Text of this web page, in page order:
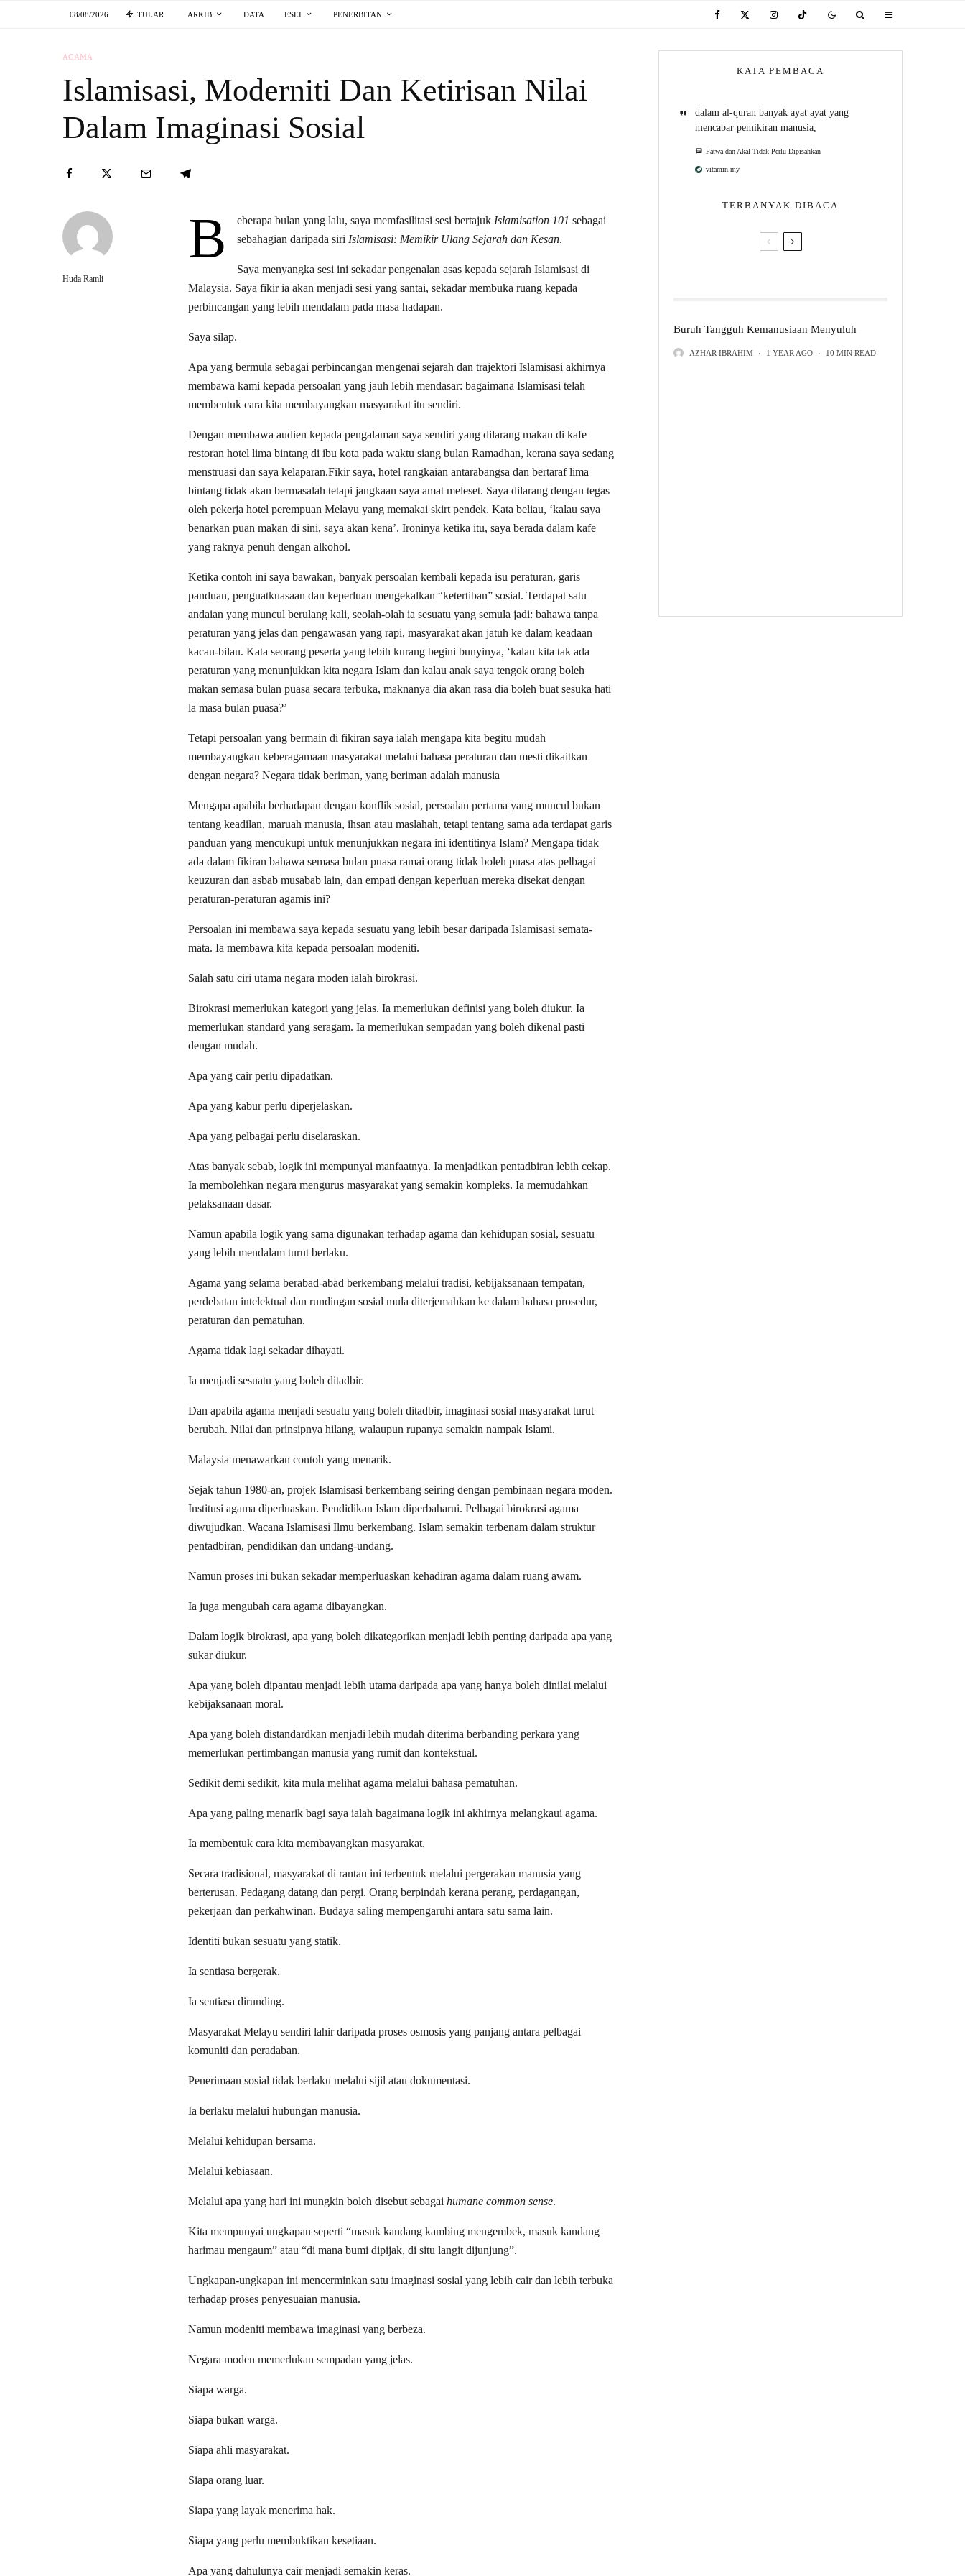
08/08/2026 TULAR ARKIB DATA ESEI PENERBITAN
AGAMA
Islamisasi, Moderniti Dan Ketirisan Nilai
Dalam Imaginasi Sosial
Huda Ramli
B eberapa bulan yang lalu, saya memfasilitasi sesi bertajuk Islamisation 101 sebagai
sebahagian daripada siri Islamisasi: Memikir Ulang Sejarah dan Kesan.
Saya menyangka sesi ini sekadar pengenalan asas kepada sejarah Islamisasi di
Malaysia. Saya fikir ia akan menjadi sesi yang santai, sekadar membuka ruang kepada
perbincangan yang lebih mendalam pada masa hadapan.
Saya silap.
Apa yang bermula sebagai perbincangan mengenai sejarah dan trajektori Islamisasi akhirnya
membawa kami kepada persoalan yang jauh lebih mendasar: bagaimana Islamisasi telah
membentuk cara kita membayangkan masyarakat itu sendiri.
Dengan membawa audien kepada pengalaman saya sendiri yang dilarang makan di kafe
restoran hotel lima bintang di ibu kota pada waktu siang bulan Ramadhan, kerana saya sedang
menstruasi dan saya kelaparan.Fikir saya, hotel rangkaian antarabangsa dan bertaraf lima
bintang tidak akan bermasalah tetapi jangkaan saya amat meleset. Saya dilarang dengan tegas
oleh pekerja hotel perempuan Melayu yang memakai skirt pendek. Kata beliau, ‘kalau saya
benarkan puan makan di sini, saya akan kena’. Ironinya ketika itu, saya berada dalam kafe
yang raknya penuh dengan alkohol.
Ketika contoh ini saya bawakan, banyak persoalan kembali kepada isu peraturan, garis
panduan, penguatkuasaan dan keperluan mengekalkan “ketertiban” sosial. Terdapat satu
andaian yang muncul berulang kali, seolah-olah ia sesuatu yang semula jadi: bahawa tanpa
peraturan yang jelas dan pengawasan yang rapi, masyarakat akan jatuh ke dalam keadaan
kacau-bilau. Kata seorang peserta yang lebih kurang begini bunyinya, ‘kalau kita tak ada
peraturan yang menunjukkan kita negara Islam dan kalau anak saya tengok orang boleh
makan semasa bulan puasa secara terbuka, maknanya dia akan rasa dia boleh buat sesuka hati
la masa bulan puasa?’
Tetapi persoalan yang bermain di fikiran saya ialah mengapa kita begitu mudah
membayangkan keberagamaan masyarakat melalui bahasa peraturan dan mesti dikaitkan
dengan negara? Negara tidak beriman, yang beriman adalah manusia
Mengapa apabila berhadapan dengan konflik sosial, persoalan pertama yang muncul bukan
tentang keadilan, maruah manusia, ihsan atau maslahah, tetapi tentang sama ada terdapat garis
panduan yang mencukupi untuk menunjukkan negara ini identitinya Islam? Mengapa tidak
ada dalam fikiran bahawa semasa bulan puasa ramai orang tidak boleh puasa atas pelbagai
keuzuran dan asbab musabab lain, dan empati dengan keperluan mereka disekat dengan
peraturan-peraturan agamis ini?
Persoalan ini membawa saya kepada sesuatu yang lebih besar daripada Islamisasi semata-
mata. Ia membawa kita kepada persoalan modeniti.
Salah satu ciri utama negara moden ialah birokrasi.
Birokrasi memerlukan kategori yang jelas. Ia memerlukan definisi yang boleh diukur. Ia
memerlukan standard yang seragam. Ia memerlukan sempadan yang boleh dikenal pasti
dengan mudah.
Apa yang cair perlu dipadatkan.
Apa yang kabur perlu diperjelaskan.
Apa yang pelbagai perlu diselaraskan.
Atas banyak sebab, logik ini mempunyai manfaatnya. Ia menjadikan pentadbiran lebih cekap.
Ia membolehkan negara mengurus masyarakat yang semakin kompleks. Ia memudahkan
pelaksanaan dasar.
Namun apabila logik yang sama digunakan terhadap agama dan kehidupan sosial, sesuatu
yang lebih mendalam turut berlaku.
Agama yang selama berabad-abad berkembang melalui tradisi, kebijaksanaan tempatan,
perdebatan intelektual dan rundingan sosial mula diterjemahkan ke dalam bahasa prosedur,
peraturan dan pematuhan.
Agama tidak lagi sekadar dihayati.
Ia menjadi sesuatu yang boleh ditadbir.
Dan apabila agama menjadi sesuatu yang boleh ditadbir, imaginasi sosial masyarakat turut
berubah. Nilai dan prinsipnya hilang, walaupun rupanya semakin nampak Islami.
Malaysia menawarkan contoh yang menarik.
Sejak tahun 1980-an, projek Islamisasi berkembang seiring dengan pembinaan negara moden.
Institusi agama diperluaskan. Pendidikan Islam diperbaharui. Pelbagai birokrasi agama
diwujudkan. Wacana Islamisasi Ilmu berkembang. Islam semakin terbenam dalam struktur
pentadbiran, pendidikan dan undang-undang.
Namun proses ini bukan sekadar memperluaskan kehadiran agama dalam ruang awam.
Ia juga mengubah cara agama dibayangkan.
Dalam logik birokrasi, apa yang boleh dikategorikan menjadi lebih penting daripada apa yang
sukar diukur.
Apa yang boleh dipantau menjadi lebih utama daripada apa yang hanya boleh dinilai melalui
kebijaksanaan moral.
Apa yang boleh distandardkan menjadi lebih mudah diterima berbanding perkara yang
memerlukan pertimbangan manusia yang rumit dan kontekstual.
Sedikit demi sedikit, kita mula melihat agama melalui bahasa pematuhan.
Apa yang paling menarik bagi saya ialah bagaimana logik ini akhirnya melangkaui agama.
Ia membentuk cara kita membayangkan masyarakat.
Secara tradisional, masyarakat di rantau ini terbentuk melalui pergerakan manusia yang
berterusan. Pedagang datang dan pergi. Orang berpindah kerana perang, perdagangan,
pekerjaan dan perkahwinan. Budaya saling mempengaruhi antara satu sama lain.
Identiti bukan sesuatu yang statik.
Ia sentiasa bergerak.
Ia sentiasa dirunding.
Masyarakat Melayu sendiri lahir daripada proses osmosis yang panjang antara pelbagai
komuniti dan peradaban.
Penerimaan sosial tidak berlaku melalui sijil atau dokumentasi.
Ia berlaku melalui hubungan manusia.
Melalui kehidupan bersama.
Melalui kebiasaan.
Melalui apa yang hari ini mungkin boleh disebut sebagai humane common sense.
Kita mempunyai ungkapan seperti “masuk kandang kambing mengembek, masuk kandang
harimau mengaum” atau “di mana bumi dipijak, di situ langit dijunjung”.
Ungkapan-ungkapan ini mencerminkan satu imaginasi sosial yang lebih cair dan lebih terbuka
terhadap proses penyesuaian manusia.
Namun modeniti membawa imaginasi yang berbeza.
Negara moden memerlukan sempadan yang jelas.
Siapa warga.
Siapa bukan warga.
Siapa ahli masyarakat.
Siapa orang luar.
Siapa yang layak menerima hak.
Siapa yang perlu membuktikan kesetiaan.
Apa yang dahulunya cair menjadi semakin keras.
KATA PEMBACA
dalam al-quran banyak ayat ayat yang
mencabar pemikiran manusia,
Fatwa dan Akal Tidak Perlu Dipisahkan
vitamin.my
TERBANYAK DIBACA
Buruh Tangguh Kemanusiaan Menyuluh
AZHAR IBRAHIM · 1 YEAR AGO · 10 MIN READ
Cara Sains Sosial Menanggapi